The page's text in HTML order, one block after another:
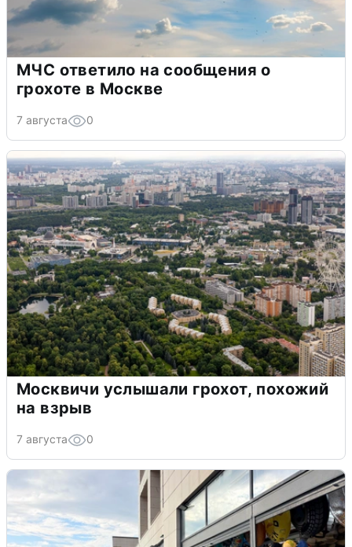
МЧС ответило на сообщения о
грохоте в Москве
7 августа 0
Москвичи услышали грохот, похожий
на взрыв
7 августа 0